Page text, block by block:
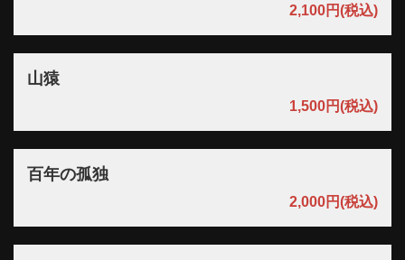
2,100円(税込)
山猿
1,500円(税込)
百年の孤独
2,000円(税込)